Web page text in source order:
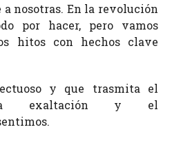
a nosotras. En la revolución
por hacer, pero vamos
hitos con hechos clave
y que trasmita el
la exaltación y el